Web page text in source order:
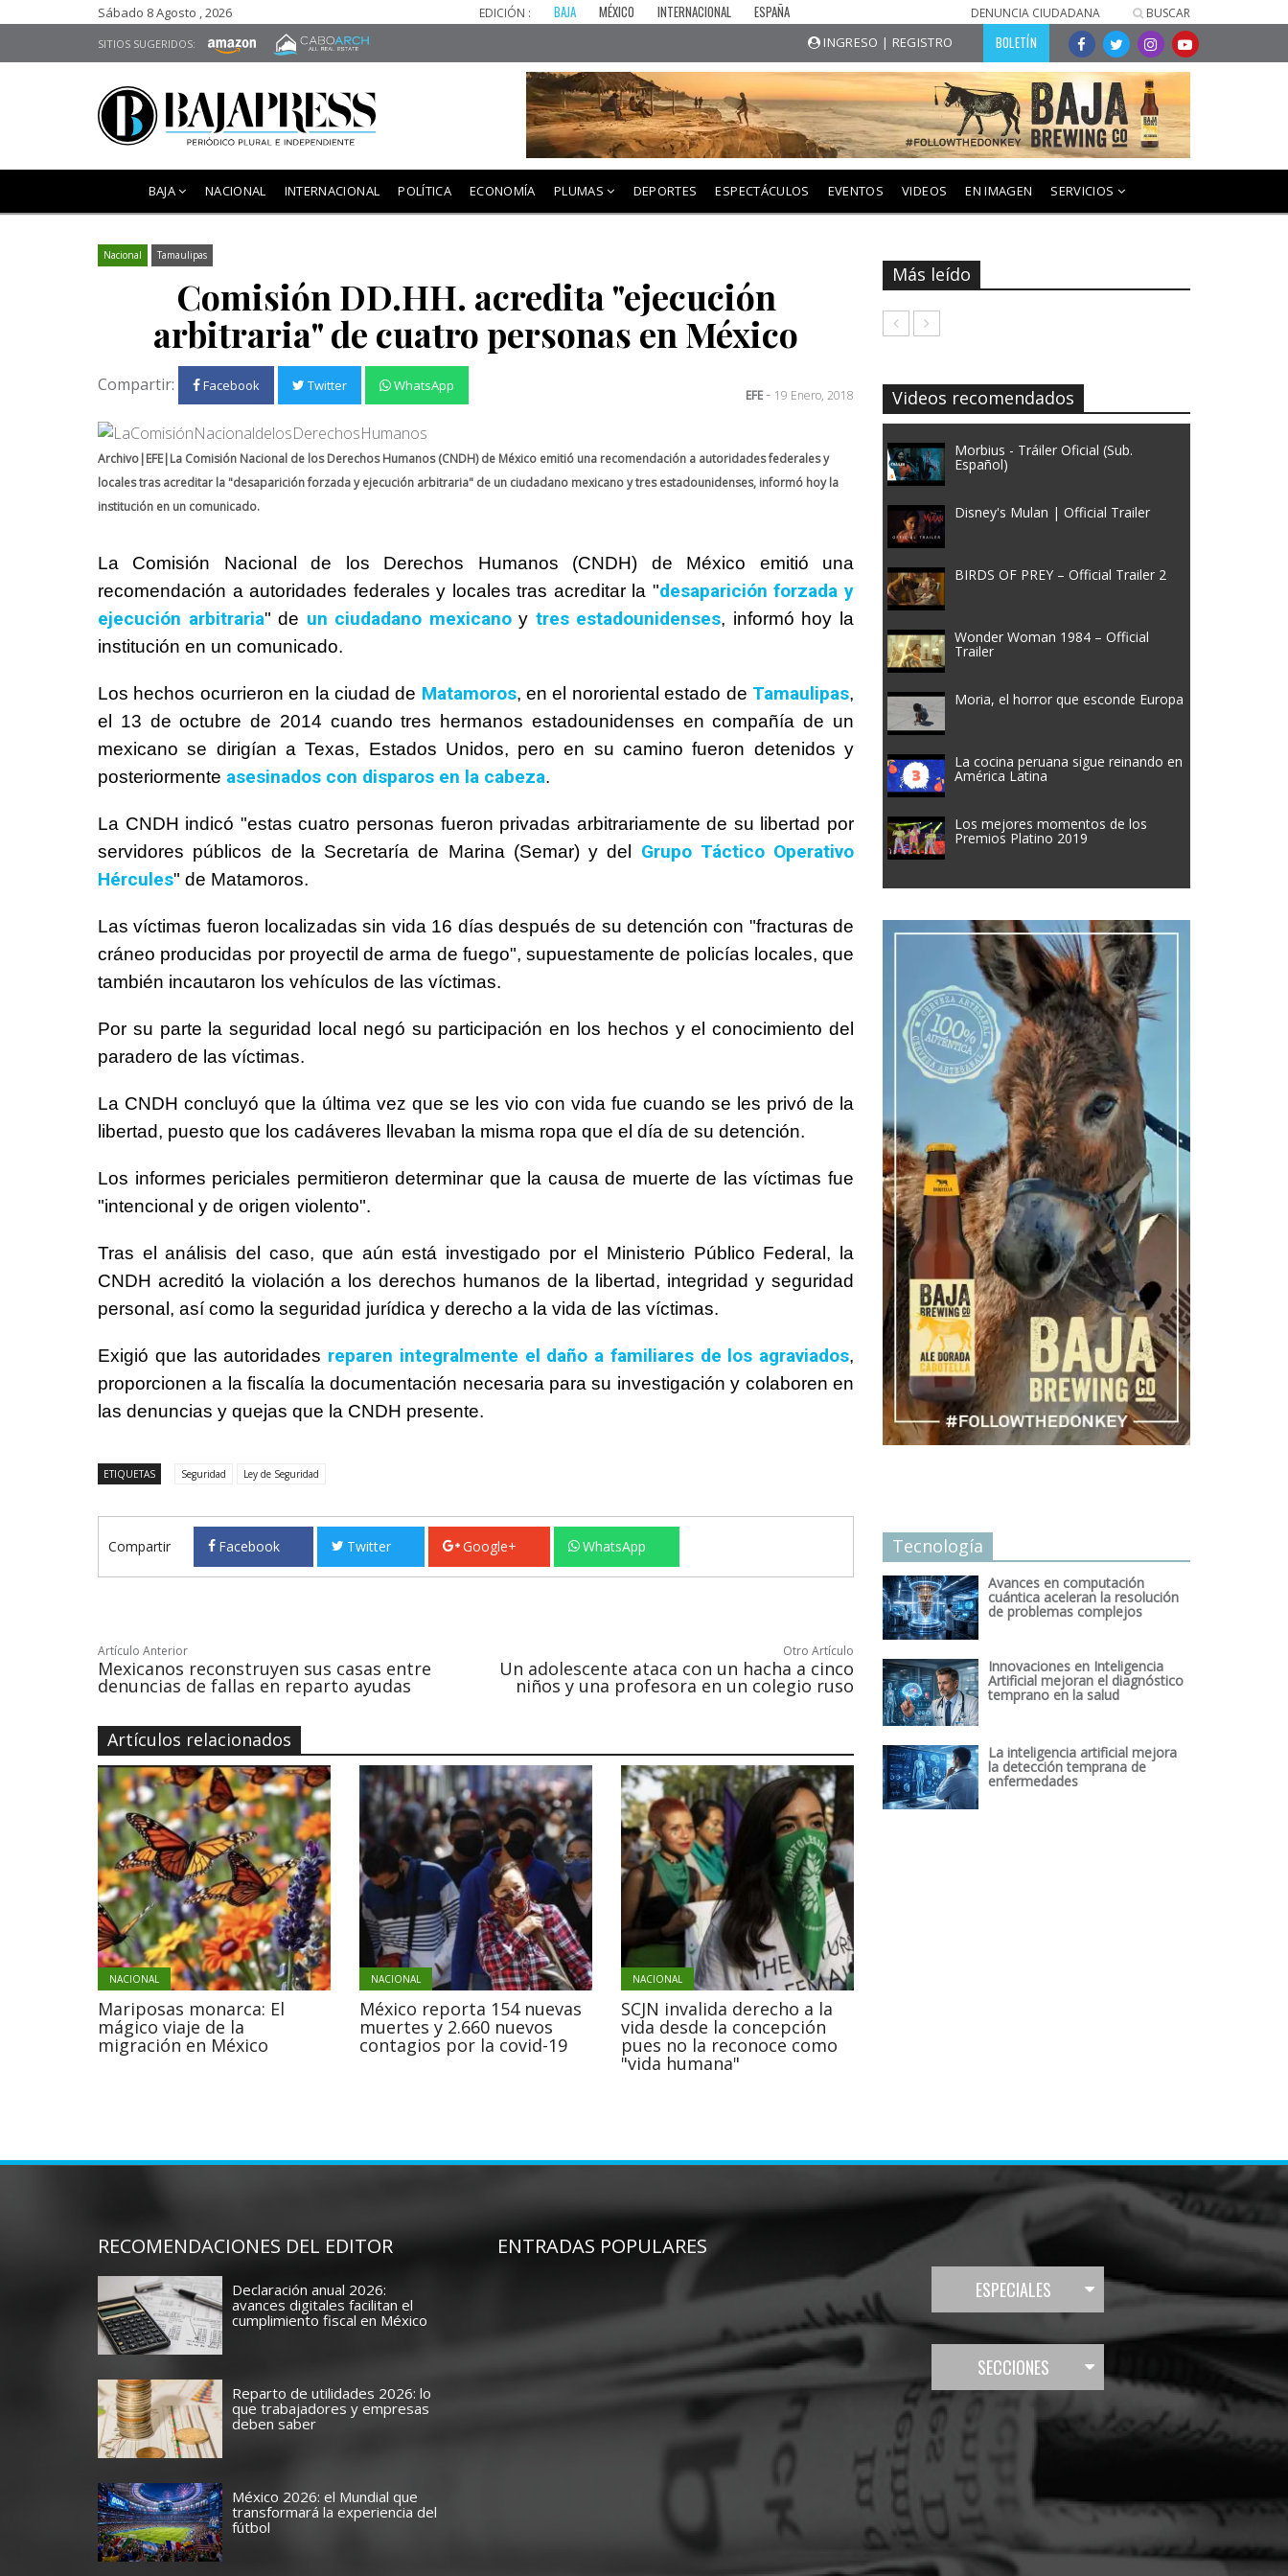
Sábado 8 Agosto , 2026 EDICIÓN : BAJA MÉXICO INTERNACIONAL ESPAÑA DENUNCIA CIUDADANA BUSCAR
SITIOS SUGERIDOS: INGRESO | REGISTRO BOLETÍN
BAJA NACIONAL INTERNACIONAL POLÍTICA ECONOMÍA PLUMAS DEPORTES ESPECTÁCULOS EVENTOS VIDEOS EN IMAGEN SERVICIOS
Nacional Tamaulipas
Comisión DD.HH. acredita "ejecución
arbitraria" de cuatro personas en México
Compartir: Facebook Twitter WhatsApp
EFE- 19 Enero, 2018
Archivo|EFE|La Comisión Nacional de los Derechos Humanos (CNDH) de México emitió una recomendación a autoridades federales y
locales tras acreditar la "desaparición forzada y ejecución arbitraria" de un ciudadano mexicano y tres estadounidenses, informó hoy la
institución en un comunicado.
La Comisión Nacional de los Derechos Humanos (CNDH) de México emitió una
recomendación a autoridades federales y locales tras acreditar la "desaparición forzada y
ejecución arbitraria" de un ciudadano mexicanoy tres estadounidenses, informó hoy la
institución en un comunicado.
Los hechos ocurrieron en la ciudad de Matamoros, en el nororiental estado de Tamaulipas,
el 13 de octubre de 2014 cuando tres hermanos estadounidenses en compañía de un
mexicano se dirigían a Texas, Estados Unidos, pero en su camino fueron detenidos y
posteriormente asesinados con disparos en la cabeza.
La CNDH indicó "estas cuatro personas fueron privadas arbitrariamente de su libertad por
servidores públicos de la Secretaría de Marina (Semar) y del Grupo Táctico Operativo
Hércules" de Matamoros.
Las víctimas fueron localizadas sin vida 16 días después de su detención con "fracturas de
cráneo producidas por proyectil de arma de fuego", supuestamente de policías locales, que
también incautaron los vehículos de las víctimas.
Por su parte la seguridad local negó su participación en los hechos y el conocimiento del
paradero de las víctimas.
La CNDH concluyó que la última vez que se les vio con vida fue cuando se les privó de la
libertad, puesto que los cadáveres llevaban la misma ropa que el día de su detención.
Los informes periciales permitieron determinar que la causa de muerte de las víctimas fue
"intencional y de origen violento".
Tras el análisis del caso, que aún está investigado por el Ministerio Público Federal, la
CNDH acreditó la violación a los derechos humanos de la libertad, integridad y seguridad
personal, así como la seguridad jurídica y derecho a la vida de las víctimas.
Exigió que las autoridades reparen integralmente el daño a familiares de los agraviados,
proporcionen a la fiscalía la documentación necesaria para su investigación y colaboren en
las denuncias y quejas que la CNDH presente.
ETIQUETAS Seguridad Ley de Seguridad
Compartir Facebook Twitter Google+ WhatsApp
Artículo Anterior
Mexicanos reconstruyen sus casas entre
denuncias de fallas en reparto ayudas
Otro Artículo
Un adolescente ataca con un hacha a cinco
niños y una profesora en un colegio ruso
Artículos relacionados
NACIONAL
Mariposas monarca: El
mágico viaje de la
migración en México
NACIONAL
México reporta 154 nuevas
muertes y 2.660 nuevos
contagios por la covid-19
NACIONAL
SCJN invalida derecho a la
vida desde la concepción
pues no la reconoce como
"vida humana"
Más leído
Videos recomendados
Morbius - Tráiler Oficial (Sub.
Español)
Disney's Mulan | Official Trailer
BIRDS OF PREY – Official Trailer 2
Wonder Woman 1984 – Official
Trailer
Moria, el horror que esconde Europa
La cocina peruana sigue reinando en
América Latina
Los mejores momentos de los
Premios Platino 2019
Tecnología
Avances en computación
cuántica aceleran la resolución
de problemas complejos
Innovaciones en Inteligencia
Artificial mejoran el diagnóstico
temprano en la salud
La inteligencia artificial mejora
la detección temprana de
enfermedades
RECOMENDACIONES DEL EDITOR
Declaración anual 2026:
avances digitales facilitan el
cumplimiento fiscal en México
Reparto de utilidades 2026: lo
que trabajadores y empresas
deben saber
México 2026: el Mundial que
transformará la experiencia del
fútbol
ENTRADAS POPULARES
ESPECIALES
SECCIONES